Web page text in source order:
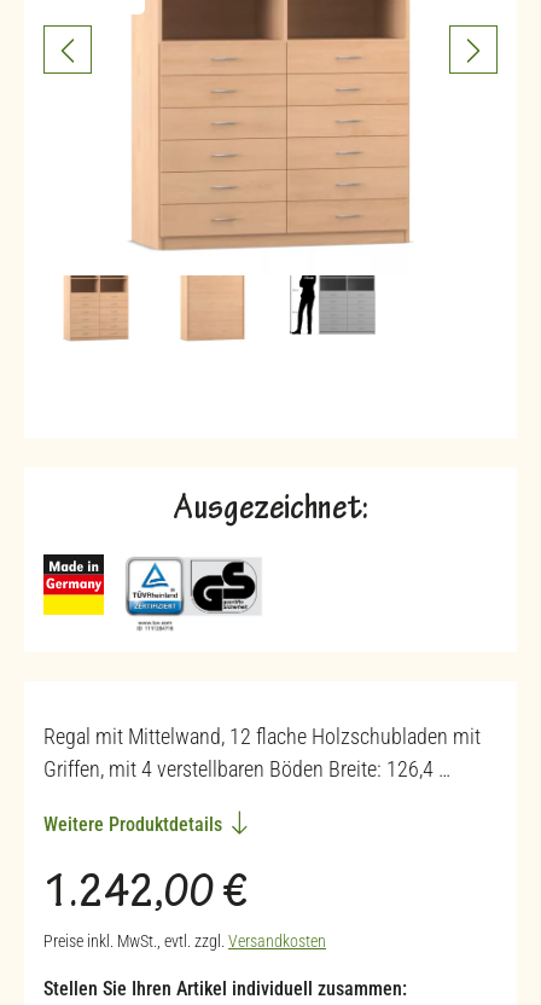
Ausgezeichnet:
Regal mit Mittelwand, 12 flache Holzschubladen mit
Griffen, mit 4 verstellbaren Böden Breite: 126,4 …
Weitere Produktdetails
Regulärer Preis:
1.242,00 €
Preise inkl. MwSt., evtl. zzgl. Versandkosten
Stellen Sie Ihren Artikel individuell zusammen: